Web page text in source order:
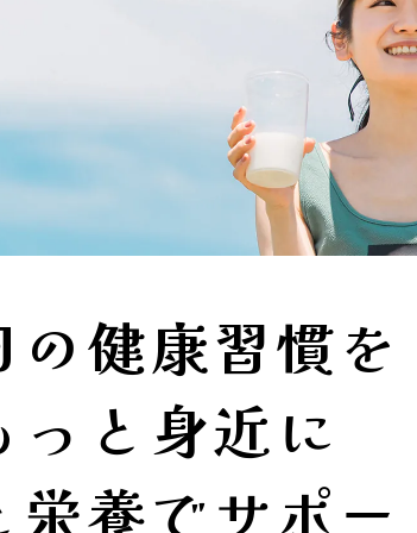
の健康習慣を
っと身近に
栄養でサポ